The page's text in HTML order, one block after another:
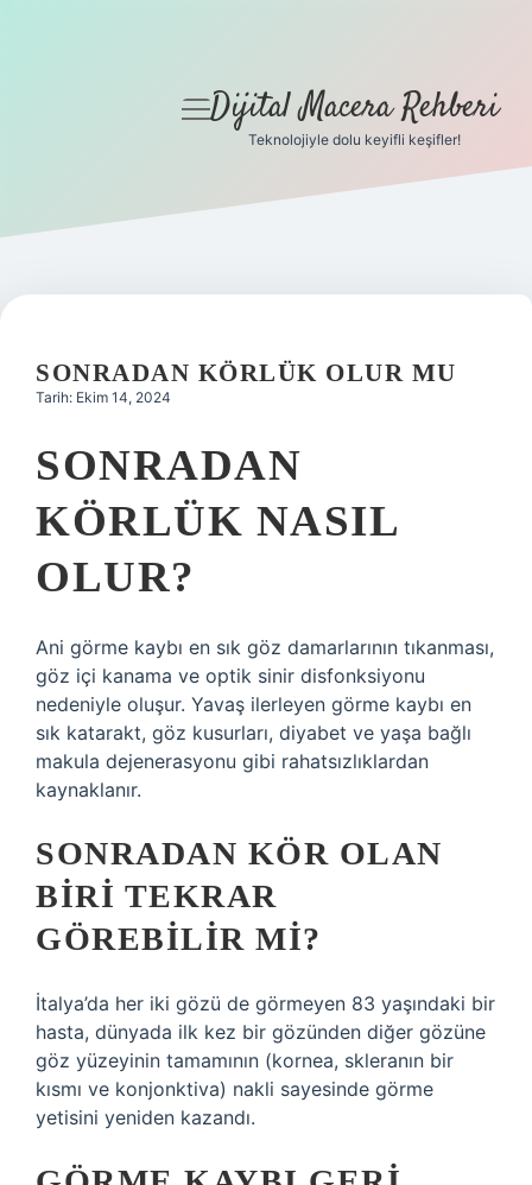
Gizlilik Politikası
Yasal Uyarı
menüyü
Dijital Macera Rehberi
Teknolojiyle dolu keyifli keşifler!
SONRADAN KÖRLÜK OLUR MU
Tarih: Ekim 14, 2024
SONRADAN
KÖRLÜK NASIL
OLUR?
Ani görme kaybı en sık göz damarlarının tıkanması,
göz içi kanama ve optik sinir disfonksiyonu
nedeniyle oluşur. Yavaş ilerleyen görme kaybı en
sık katarakt, göz kusurları, diyabet ve yaşa bağlı
makula dejenerasyonu gibi rahatsızlıklardan
kaynaklanır.
SONRADAN KÖR OLAN
BIRI TEKRAR
GÖREBILIR MI?
İtalya’da her iki gözü de görmeyen 83 yaşındaki bir
hasta, dünyada ilk kez bir gözünden diğer gözüne
göz yüzeyinin tamamının (kornea, skleranın bir
kısmı ve konjonktiva) nakli sayesinde görme
yetisini yeniden kazandı.